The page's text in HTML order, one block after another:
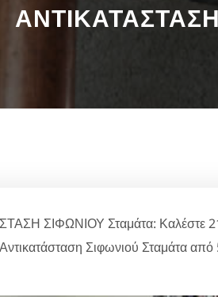
ΣΙΦΩΝΙΟΥ Σταμάτα: Καλέστε
Σιφωνιού Σταμάτα